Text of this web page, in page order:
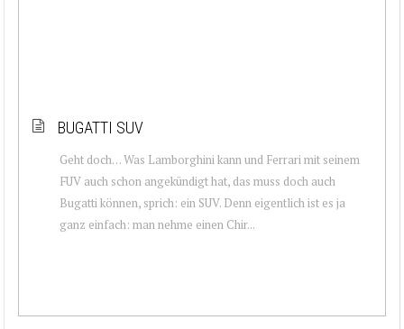
BUGATTI SUV
Geht doch… Was Lamborghini kann und Ferrari mit seinem
FUV auch schon angekündigt hat, das muss doch auch
Bugatti können, sprich: ein SUV. Denn eigentlich ist es ja
ganz einfach: man nehme einen Chir...